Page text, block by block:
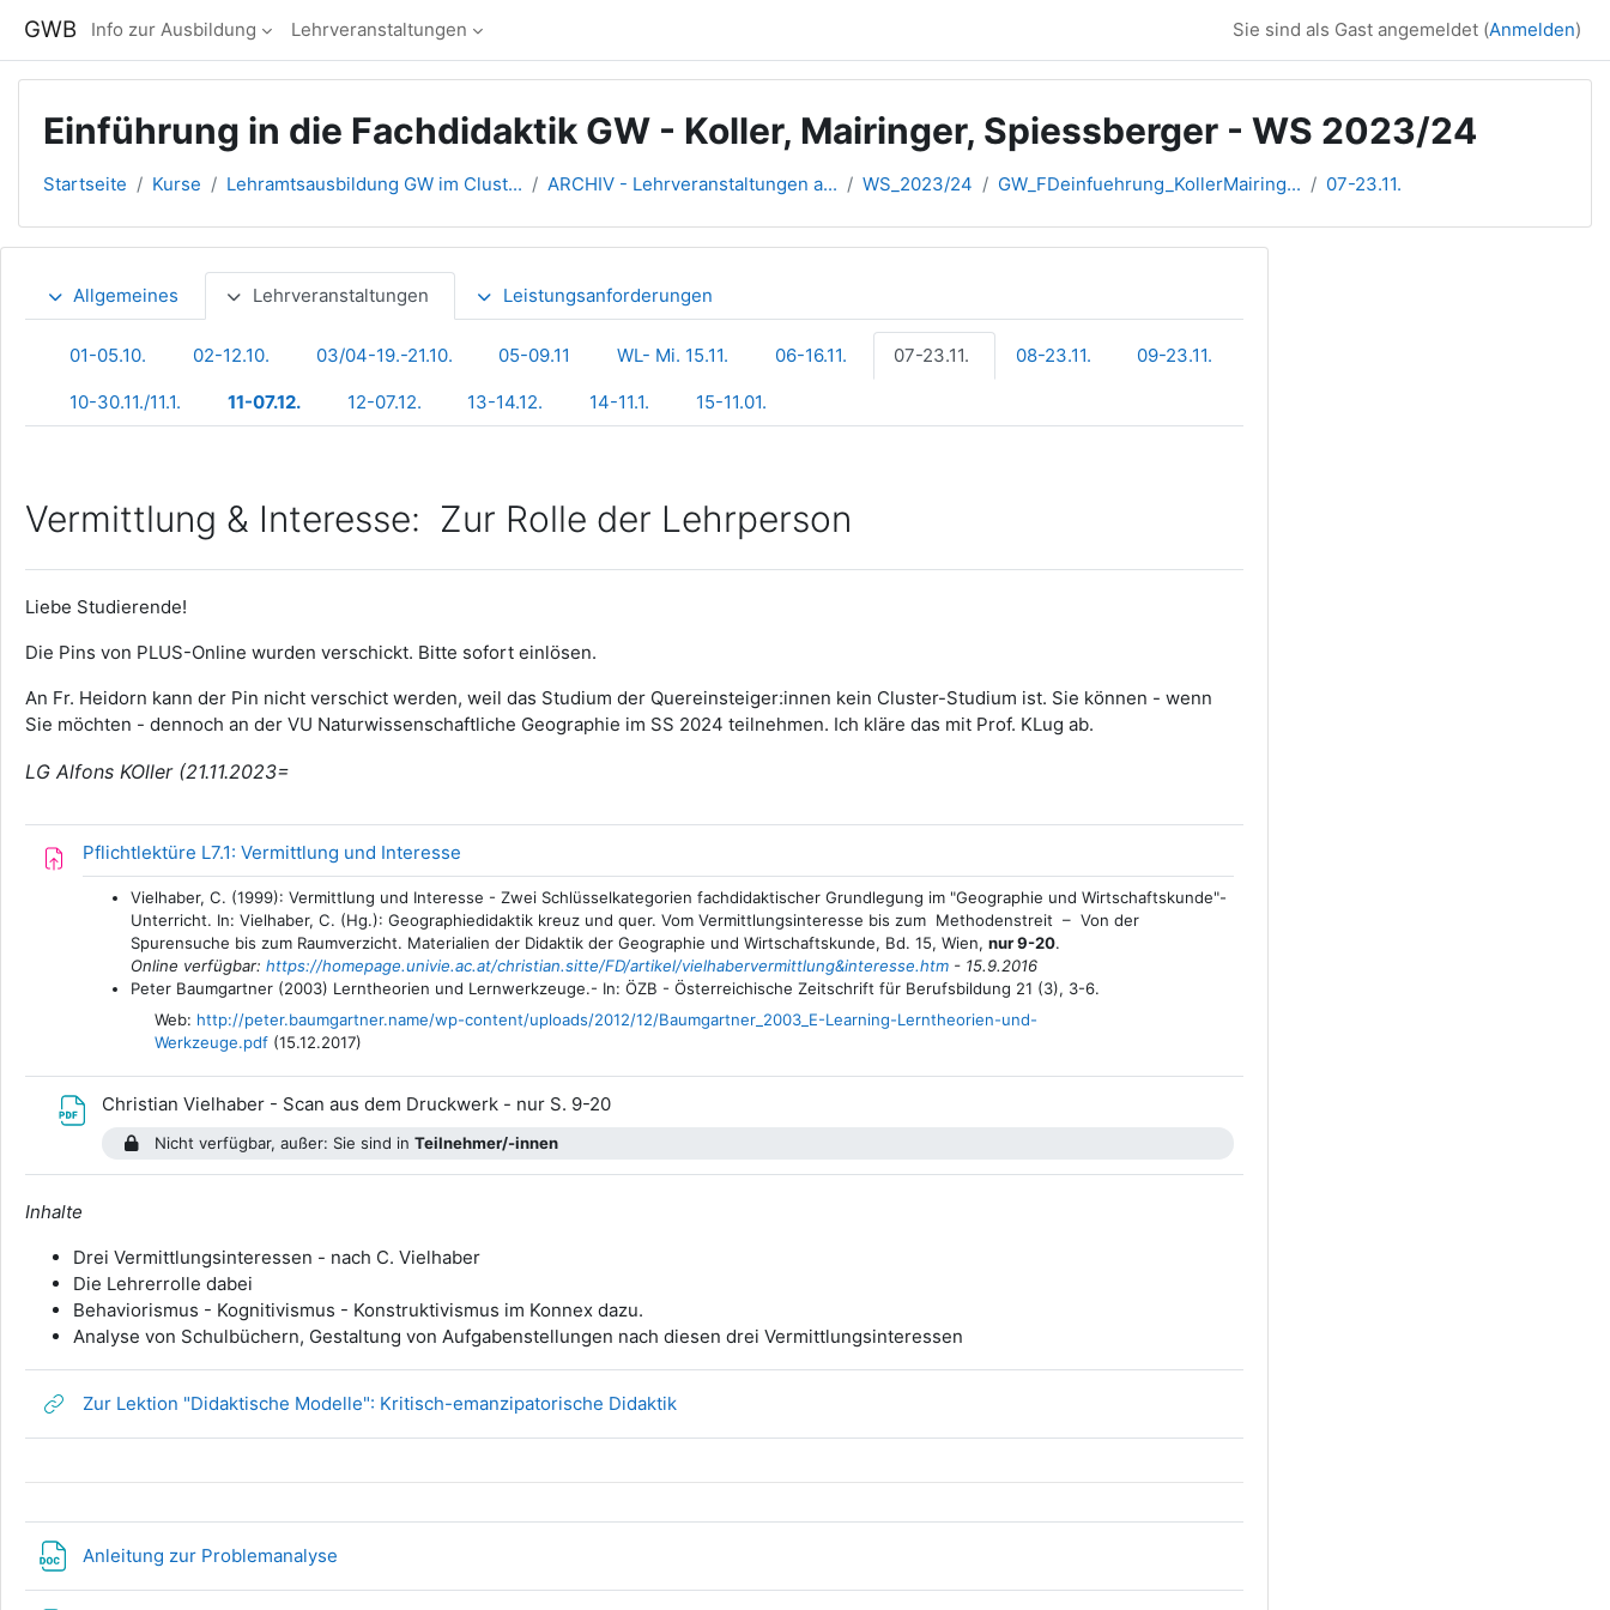
GWB Info zur Ausbildung Lehrveranstaltungen Sie sind als Gast angemeldet (Anmelden)
Einführung in die Fachdidaktik GW - Koller, Mairinger, Spiessberger - WS 2023/24
Startseite Kurse Lehramtsausbildung GW im Clust... ARCHIV - Lehrveranstaltungen a... WS_2023/24 GW_FDeinfuehrung_KollerMairing... 07-23.11.
Abschnittsübersicht
Allgemeines Lehrveranstaltungen Leistungsanforderungen
01-05.10. 02-12.10. 03/04-19.-21.10. 05-09.11 WL- Mi. 15.11. 06-16.11. 07-23.11. 08-23.11. 09-23.11.
10-30.11./11.1. 11-07.12. 12-07.12. 13-14.12. 14-11.1. 15-11.01.
Vermittlung & Interesse: Zur Rolle der Lehrperson
Liebe Studierende!
Die Pins von PLUS-Online wurden verschickt. Bitte sofort einlösen.
An Fr. Heidorn kann der Pin nicht verschict werden, weil das Studium der Quereinsteiger:innen kein Cluster-Studium ist. Sie können - wenn
Sie möchten - dennoch an der VU Naturwissenschaftliche Geographie im SS 2024 teilnehmen. Ich kläre das mit Prof. KLug ab.
LG Alfons KOller (21.11.2023=
Pflichtlektüre L7.1: Vermittlung und Interesse
Vielhaber, C. (1999): Vermittlung und Interesse - Zwei Schlüsselkategorien fachdidaktischer Grundlegung im "Geographie und Wirtschaftskunde"-
Unterricht. In: Vielhaber, C. (Hg.): Geographiedidaktik kreuz und quer. Vom Vermittlungsinteresse bis zum Methodenstreit – Von der
Spurensuche bis zum Raumverzicht. Materialien der Didaktik der Geographie und Wirtschaftskunde, Bd. 15, Wien, nur 9-20.
Online verfügbar: https://homepage.univie.ac.at/christian.sitte/FD/artikel/vielhabervermittlung&interesse.htm - 15.9.2016
Peter Baumgartner (2003) Lerntheorien und Lernwerkzeuge.- In: ÖZB - Österreichische Zeitschrift für Berufsbildung 21 (3), 3-6.
Web: http://peter.baumgartner.name/wp-content/uploads/2012/12/Baumgartner_2003_E-Learning-Lerntheorien-und-
Werkzeuge.pdf (15.12.2017)
Christian Vielhaber - Scan aus dem Druckwerk - nur S. 9-20
Nicht verfügbar, außer: Sie sind inTeilnehmer/-innen
Inhalte
Drei Vermittlungsinteressen - nach C. Vielhaber
Die Lehrerrolle dabei
Behaviorismus - Kognitivismus - Konstruktivismus im Konnex dazu.
Analyse von Schulbüchern, Gestaltung von Aufgabenstellungen nach diesen drei Vermittlungsinteressen
Zur Lektion "Didaktische Modelle": Kritisch-emanzipatorische DidaktikLink/URL
Anleitung zur Problemanalyse